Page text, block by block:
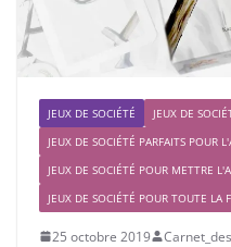
JEUX DE SOCIÉTÉ
JEUX DE
JEUX DE SOCIÉTÉ PARFAITS POUR
JEUX DE SOCIÉTÉ POUR METTRE
JEUX DE SOCIÉTÉ POUR TOUTE LA
25 octobre 2019